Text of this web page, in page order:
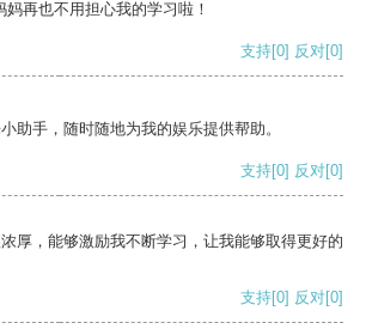
再也不用担心我的学习啦！
支持[0] 反对[0]
助手，随时随地为我的娱乐提供帮助。
支持[0] 反对[0]
厚，能够激励我不断学习，让我能够取得更好的
支持[0] 反对[0]